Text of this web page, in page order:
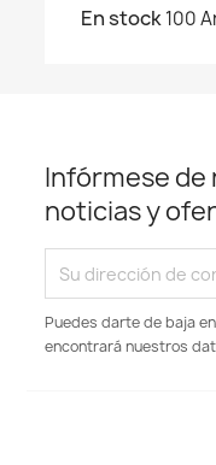
En stock100
Infórmese
noticias y
Puedes darte de baja
encontrará nuestros